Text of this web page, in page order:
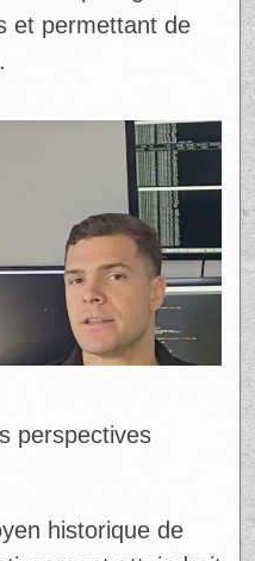
et permettant de
perspectives
historique de